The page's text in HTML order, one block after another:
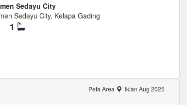
Sedayu City
Sedayu City, Kelapa Gading
1
Peta Area Iklan Aug 2025